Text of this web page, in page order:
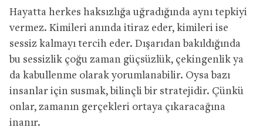
Hayatta herkes haksızlığa uğradığında aynı tepkiyi
vermez. Kimileri anında itiraz eder, kimileri ise
sessiz kalmayı tercih eder. Dışarıdan bakıldığında
bu sessizlik çoğu zaman güçsüzlük, çekingenlik ya
da kabullenme olarak yorumlanabilir. Oysa bazı
insanlar için susmak, bilinçli bir stratejidir. Çünkü
onlar, zamanın gerçekleri ortaya çıkaracağına
inanır.